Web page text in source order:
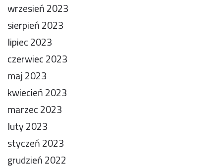
wrzesień 2023
sierpień 2023
lipiec 2023
czerwiec 2023
maj 2023
kwiecień 2023
marzec 2023
luty 2023
styczeń 2023
grudzień 2022